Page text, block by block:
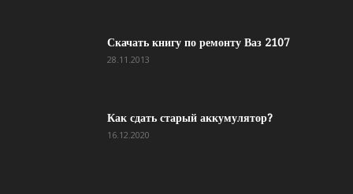
Скачать книгу по ремонту Ваз 2107
28.11.2013
Как сдать старый аккумулятор?
16.12.2020